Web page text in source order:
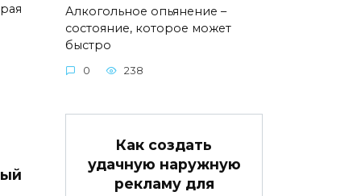
Алкогольное опьянение –
состояние, которое может
быстро
0 238
Как создать
удачную наружную
рекламу для